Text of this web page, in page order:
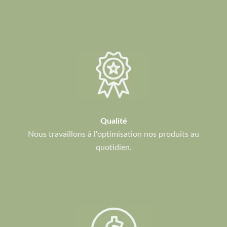
Qualité
Nous travaillons à l'optimisation nos produits au
quotidien.